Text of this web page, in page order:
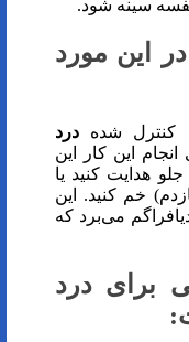
سینه شود.
این مورد
کنترل شدهدرد
این کار این
هدایت کنید یا
خم کنید. این
می‌برد که
برای درد